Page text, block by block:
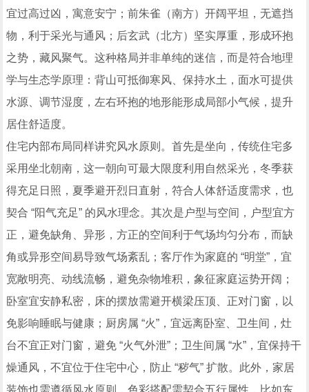
宜过高过凶，寓意安宁；前朱雀（南方）开阔平坦，无遮挡
物，利于采光与通风；后玄武（北方）坚实厚重，形成环抱
之势，藏风聚气。这种格局并非单纯的迷信，而是符合地理
学与生态学原理：背山可抵御寒风、保持水土，面水可提供
水源、调节湿度，左右环抱的地形能形成局部小气候，提升
居住舒适度。
住宅内部布局同样讲究风水原则。首先是坐向，传统住宅多
采用坐北朝南，这一朝向可最大限度利用自然采光，冬季获
得充足日照，夏季避开烈日直射，符合人体舒适度需求，也
契合 “阳气充足” 的风水理念。其次是户型与空间，户型宜方
正，避免缺角、异形，方正的空间利于气场均匀分布，而缺
角或异形空间易导致气场紊乱；客厅作为家庭的 “明堂”，宜
宽敞明亮、动线流畅，避免杂物堆积，象征家庭运势开阔；
卧室宜安静私密，床的摆放需避开横梁压顶、正对门窗，以
免影响睡眠与健康；厨房属 “火”，宜远离卧室、卫生间，灶
台不宜正对门窗，避免 “火气外泄”；卫生间属 “水”，宜保持干
燥通风，不宜位于住宅中心，防止 “秽气” 扩散。此外，家居
装饰也需遵循风水原则，色彩搭配需契合五行属性，比如东